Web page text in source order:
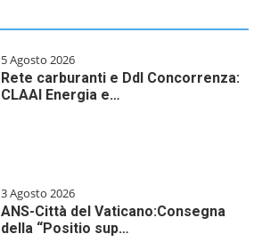
5 Agosto 2026
Rete carburanti e Ddl Concorrenza:
CLAAI Energia e…
3 Agosto 2026
ANS-Città del Vaticano:Consegna
della “Positio sup…